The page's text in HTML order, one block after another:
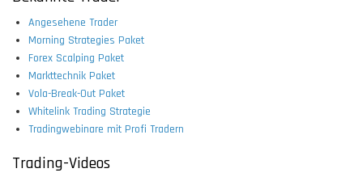
Angesehene Trader
Morning Strategies Paket
Forex Scalping Paket
Markttechnik Paket
Vola-Break-Out Paket
Whitelink Trading Strategie
Tradingwebinare mit Profi Tradern
Trading-Videos